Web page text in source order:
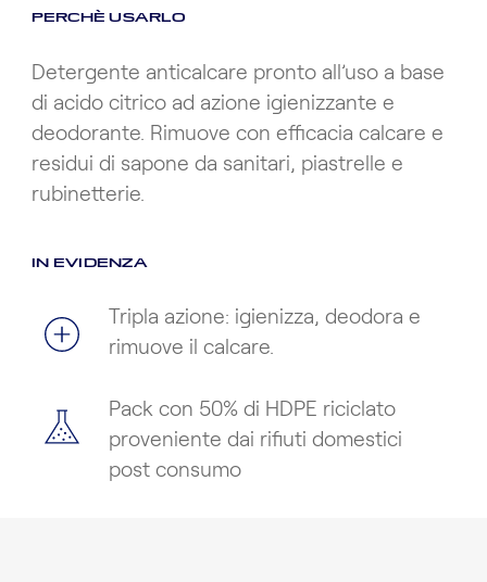
PERCHÈ USARLO
Detergente anticalcare pronto all’uso a base
di acido citrico ad azione igienizzante e
deodorante. Rimuove con efficacia calcare e
residui di sapone da sanitari, piastrelle e
rubinetterie.
IN EVIDENZA
Tripla azione: igienizza, deodora e
rimuove il calcare.
Pack con 50% di HDPE riciclato
proveniente dai rifiuti domestici
post consumo